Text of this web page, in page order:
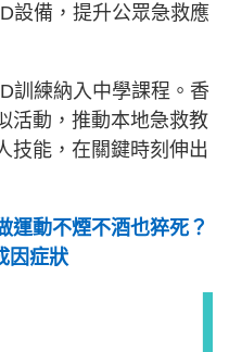
設備，提升公眾急救應
訓練納入中學課程。香
活動，推動本地急救教
技能，在關鍵時刻伸出
運動不煙不酒也猝死？
因症狀